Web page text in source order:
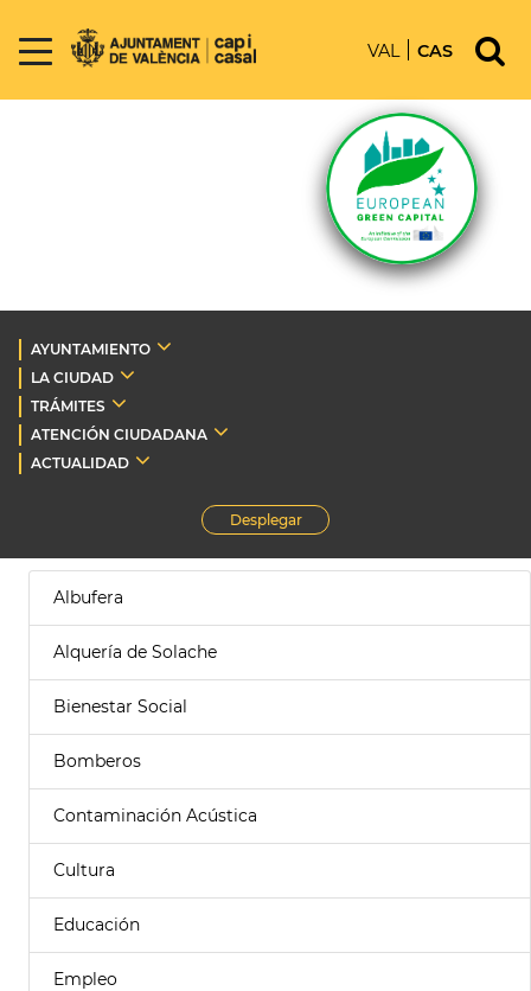
VAL CAS
AYUNTAMIENTO
LA CIUDAD
TRÁMITES
ATENCIÓN CIUDADANA
ACTUALIDAD
Desplegar
Albufera
Alquería de Solache
Bienestar Social
Bomberos
Contaminación Acústica
Cultura
Educación
Empleo